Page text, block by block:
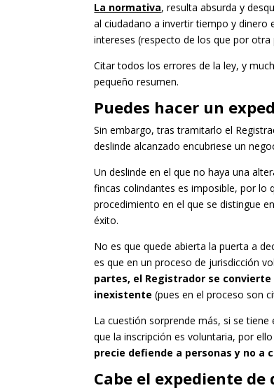
La normativa, resulta absurda y
al ciudadano a invertir tiempo y dinero
intereses (respecto de los que por
Citar todos los errores de la ley, y
pequeño resumen.
Puedes hacer un
Sin embargo, tras tramitarlo el
deslinde alcanzado encubriese un
Un deslinde en el que no haya una
fincas colindantes es imposible, por lo
procedimiento en el que se distingue
éxito.
No es que quede abierta la puerta a
es que en un proceso de jurisdicción
partes, el Registrador se
inexistente (pues en el proceso son
La cuestión sorprende más, si se
que la inscripción es voluntaria, por ello
precie defiende a personas y no a
Cabe el expediente